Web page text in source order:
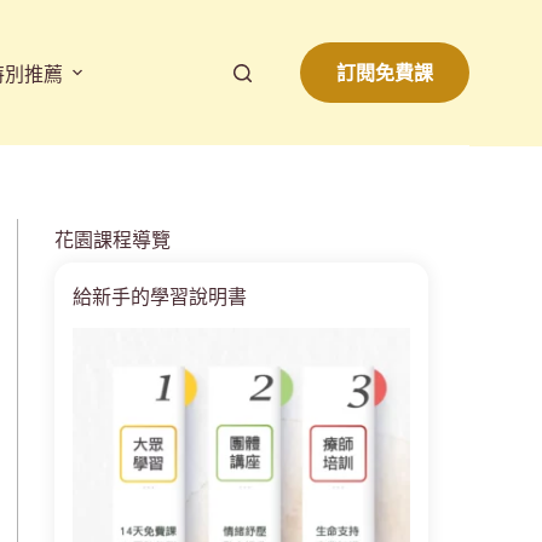
別推薦 訂閱免費課
花園課程導覽
給新手的學習說明書